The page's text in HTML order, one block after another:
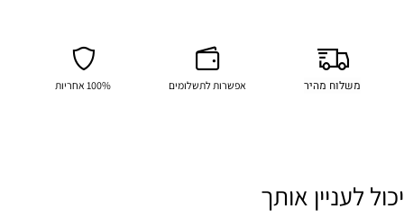
משלוח מהיר אפשרות לתשלומים 100% אחריות
יכול לעניין אותך